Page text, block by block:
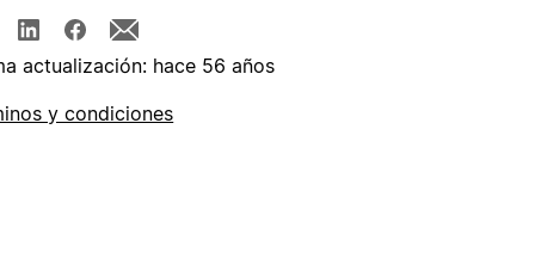
actualización: hace 56 años
y condiciones